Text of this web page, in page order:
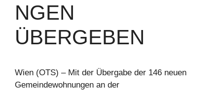
NGEN
ÜBERGEBEN
Wien (OTS) – Mit der Übergabe der 146 neuen
Gemeindewohnungen an der